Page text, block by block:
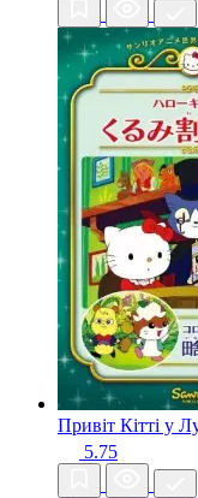
Привіт Кітті у
5.75